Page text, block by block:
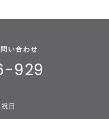
い合わせ
929
日